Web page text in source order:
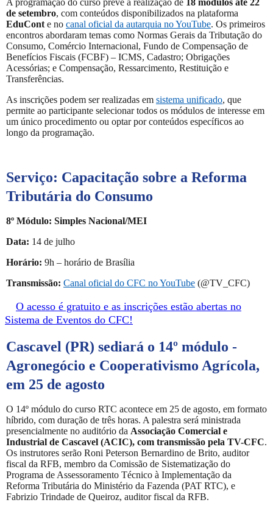
de setembro, com conteúdos disponibilizados na plataforma
EduCont e no canal oficial da autarquia no YouTube. Os primeiros
encontros abordaram temas como Normas Gerais da Tributação do
Consumo, Comércio Internacional, Fundo de Compensação de
Benefícios Fiscais (FCBF) – ICMS, Cadastro; Obrigações
Acessórias; e Compensação, Ressarcimento, Restituição e
Transferências.
As inscrições podem ser realizadas em sistema unificado, que
permite ao participante selecionar todos os módulos de interesse em
um único procedimento ou optar por conteúdos específicos ao
longo da programação.
Serviço: Capacitação sobre a Reforma
Tributária do Consumo
8º Módulo: Simples Nacional/MEI
Data: 14 de julho
Horário: 9h – horário de Brasília
Transmissão: Canal oficial do CFC no YouTube (@TV_CFC)
O acesso é gratuito e as inscrições estão abertas no
Sistema de Eventos do CFC!
Cascavel (PR) sediará o 14º módulo -
Agronegócio e Cooperativismo Agrícola,
em 25 de agosto
O 14º módulo do curso RTC acontece em 25 de agosto, em formato
híbrido, com duração de três horas. A palestra será ministrada
presencialmente no auditório da Associação Comercial e
Industrial de Cascavel (ACIC), com transmissão pela TV-CFC.
Os instrutores serão Roni Peterson Bernardino de Brito, auditor
fiscal da RFB, membro da Comissão de Sistematização do
Programa de Assessoramento Técnico à Implementação da
Reforma Tributária do Ministério da Fazenda (PAT RTC), e
Fabrizio Trindade de Queiroz, auditor fiscal da RFB.